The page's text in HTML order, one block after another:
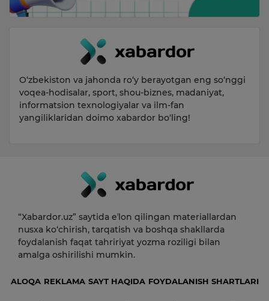
O‘zbekiston va jahonda ro‘y berayotgan eng so‘nggi
voqea-hodisalar, sport, shou-biznes, madaniyat,
informatsion texnologiyalar va ilm-fan
yangiliklaridan doimo xabardor bo‘ling!
“Xabardor.uz” saytida eʼlon qilingan materiallardan
nusxa ko‘chirish, tarqatish va boshqa shakllarda
foydalanish faqat tahririyat yozma roziligi bilan
amalga oshirilishi mumkin.
ALOQA REKLAMA SAYT HAQIDA FOYDALANISH SHARTLARI